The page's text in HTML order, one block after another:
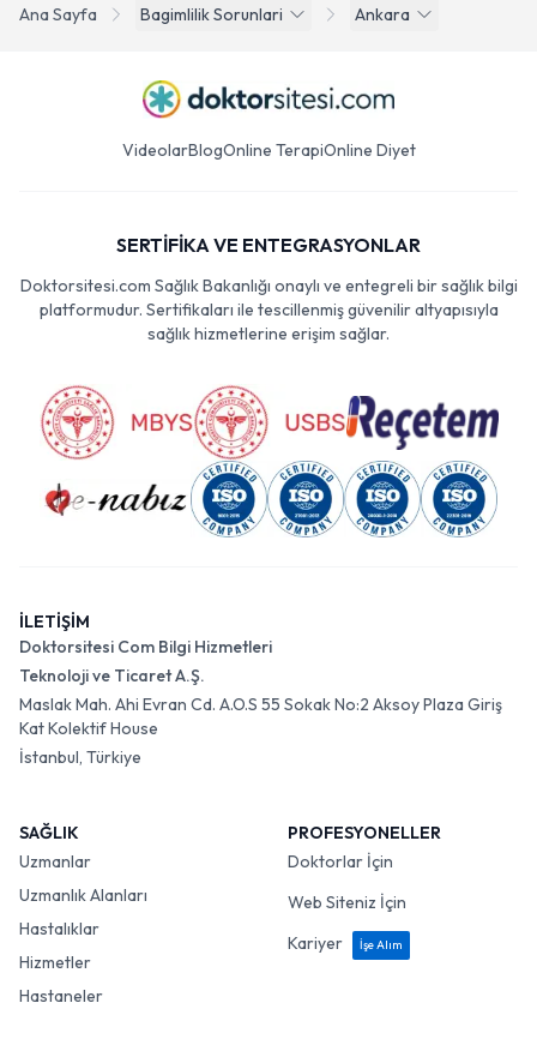
Ana Sayfa Bagimlilik Sorunlari Ankara
VideolarBlogOnline TerapiOnline Diyet
SERTİFİKA VE ENTEGRASYONLAR
Doktorsitesi.com Sağlık Bakanlığı onaylı ve entegreli bir sağlık bilgi
platformudur. Sertifikaları ile tescillenmiş güvenilir altyapısıyla
sağlık hizmetlerine erişim sağlar.
İLETİŞİM
Doktorsitesi Com Bilgi Hizmetleri
Teknoloji ve Ticaret A.Ş.
Maslak Mah. Ahi Evran Cd. A.O.S 55 Sokak No:2 Aksoy Plaza Giriş
Kat Kolektif House
İstanbul, Türkiye
SAĞLIK
Uzmanlar
Uzmanlık Alanları
Hastalıklar
Hizmetler
Hastaneler
PROFESYONELLER
Doktorlar İçin
Web Siteniz İçin
Kariyer
İşe Alım